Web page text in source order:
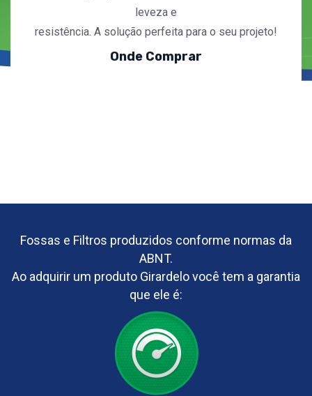
leveza e
resistência. A solução perfeita para o seu projeto!
Onde Comprar
Fossas e Filtros produzidos conforme normas da
ABNT.
Ao adquirir um produto Girardelo você tem a garantia
que ele é: